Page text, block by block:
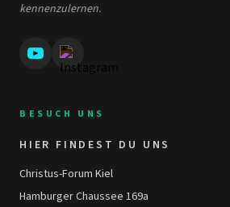
kennenzulernen.
BESUCH UNS
HIER FINDEST DU UNS
Christus-Forum Kiel
Hamburger Chaussee 169a